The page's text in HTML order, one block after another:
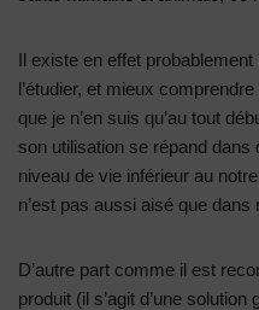
Il existe en effet
l’étudier, et mieux
que je n’en suis qu’au tout
son utilisation se répand
niveau de vie inférieur au
n’est pas aussi aisé que dans
D’autre part comme il est
produit (il s’agit d’une